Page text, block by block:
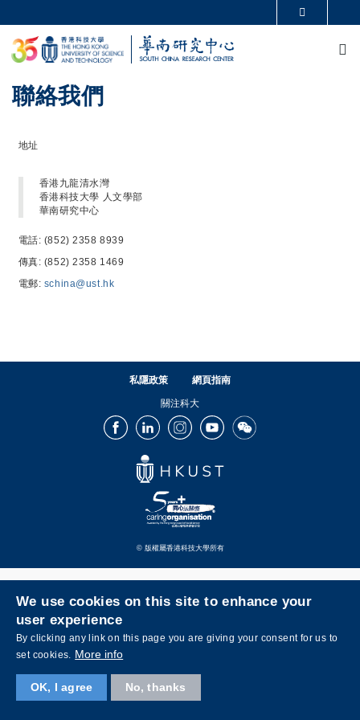
科大新聞
生活@科大
教授簡錄
聯絡我們
地址
香港九龍清水灣
香港科技大學 人文學部
華南研究中心
電話: (852) 2358 8939
傳真: (852) 2358 1469
電郵: schina@ust.hk
私隱政策 網頁指南
關注科大
FacebookLinkedInInstagramYoutubeWechat
© 版權屬香港科技大學所有
We use cookies on this site to enhance your
user experience
By clicking any link on this page you are giving your consent for us to
set cookies. More info
OK, I agree No, thanks